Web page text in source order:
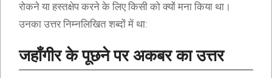
रोकने या हस्तक्षेप करने के लिए किसी को क्यों मना किया था।
उनका उत्तर निम्नलिखित शब्दों में था:
जहाँगीर के पूछने पर अकबर का उत्तर